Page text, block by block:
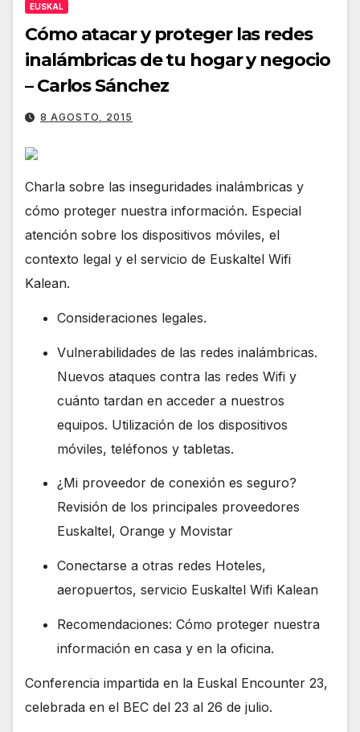
EUSKAL
Cómo atacar y proteger las redes
inalámbricas de tu hogar y negocio
– Carlos Sánchez
8 AGOSTO, 2015
Charla sobre las inseguridades inalámbricas y
cómo proteger nuestra información. Especial
atención sobre los dispositivos móviles, el
contexto legal y el servicio de Euskaltel Wifi
Kalean.
Consideraciones legales.
Vulnerabilidades de las redes inalámbricas.
Nuevos ataques contra las redes Wifi y
cuánto tardan en acceder a nuestros
equipos. Utilización de los dispositivos
móviles, teléfonos y tabletas.
¿Mi proveedor de conexión es seguro?
Revisión de los principales proveedores
Euskaltel, Orange y Movistar
Conectarse a otras redes Hoteles,
aeropuertos, servicio Euskaltel Wifi Kalean
Recomendaciones: Cómo proteger nuestra
información en casa y en la oficina.
Conferencia impartida en la Euskal Encounter 23,
celebrada en el BEC del 23 al 26 de julio.